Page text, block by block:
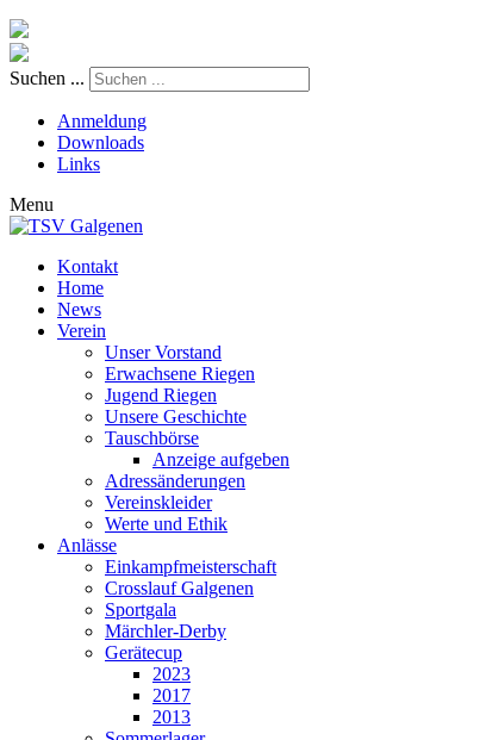
Suchen ...
Anmeldung
Downloads
Links
Menu
Kontakt
Home
News
Verein
Unser Vorstand
Erwachsene Riegen
Jugend Riegen
Unsere Geschichte
Tauschbörse
Anzeige aufgeben
Adressänderungen
Vereinskleider
Werte und Ethik
Anlässe
Einkampfmeisterschaft
Crosslauf Galgenen
Sportgala
Märchler-Derby
Gerätecup
2023
2017
2013